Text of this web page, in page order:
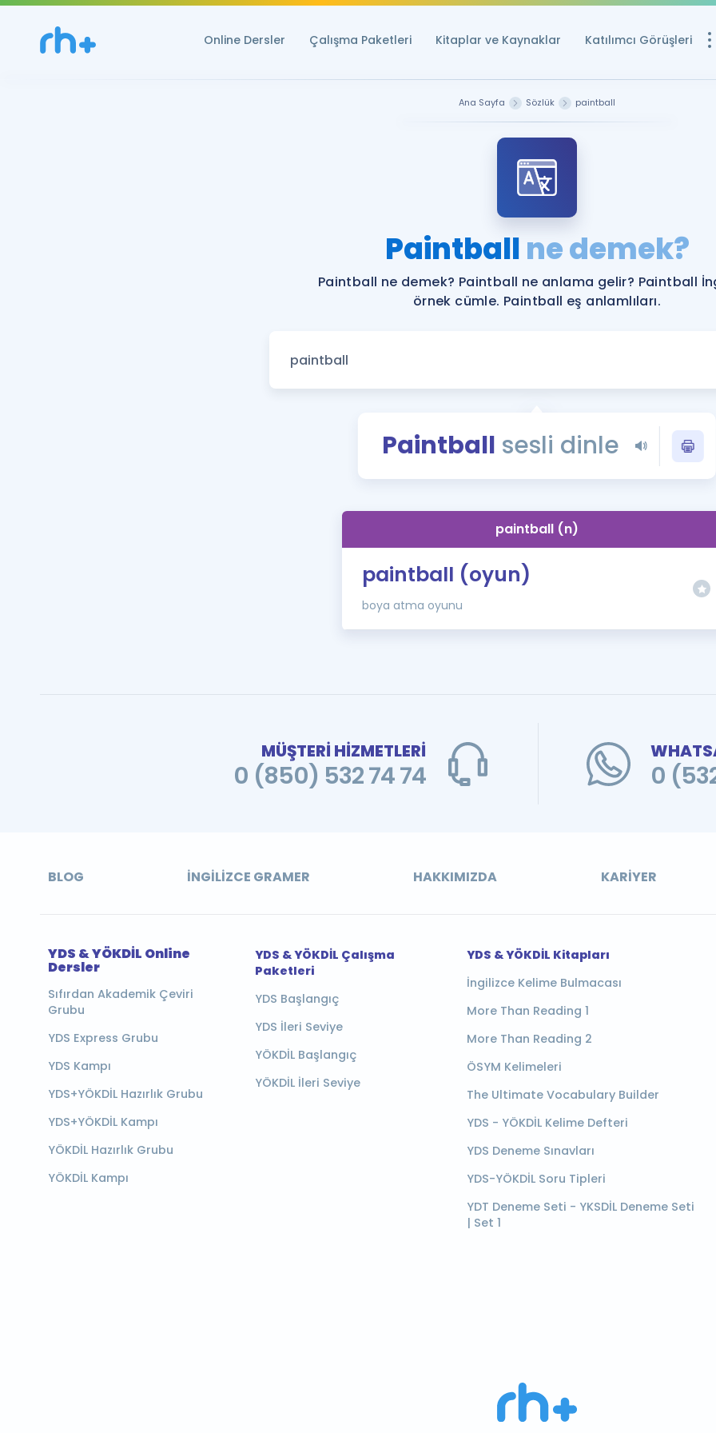
Online Dersler Çalışma Paketleri Kitaplar ve Kaynaklar Katılımcı Görüşleri
YDS ve YÖKDİL
Rehberlik Aracı
YDS ve YÖKDİL'e
Tüm ÖSYM
YDS - YÖKDİL
İngilizce Gramer
Ana Sayfa Sözlük paintball
Paintballne demek?
Paintball ne demek? Paintball ne anlama gelir? Paintball
örnek cümle. Paintball eş anlamlıları.
Paintball sesli dinle
paintball (n)
paintball (oyun)
boya atma oyunu
MÜŞTERİ HİZMETLERİ
0 (850) 532 74 74 0
BLOG İNGILIZCE GRAMER HAKKIMIZDA KARIYER
YDS & YÖKDİL Online
Dersler
Sıfırdan Akademik Çeviri
Grubu
YDS Express Grubu
YDS Kampı
YDS+YÖKDİL Hazırlık Grubu
YDS+YÖKDİL Kampı
YÖKDİL Hazırlık Grubu
YÖKDİL Kampı
YDS & YÖKDİL Çalışma
Paketleri
YDS Başlangıç
YDS İleri Seviye
YÖKDİL Başlangıç
YÖKDİL İleri Seviye
YDS & YÖKDİL Kitapları
İngilizce Kelime Bulmacası
More Than Reading 1
More Than Reading 2
ÖSYM Kelimeleri
The Ultimate Vocabulary Builder
YDS - YÖKDİL Kelime Defteri
YDS Deneme Sınavları
YDS-YÖKDİL Soru Tipleri
YDT Deneme Seti - YKSDİL Deneme Seti
| Set 1